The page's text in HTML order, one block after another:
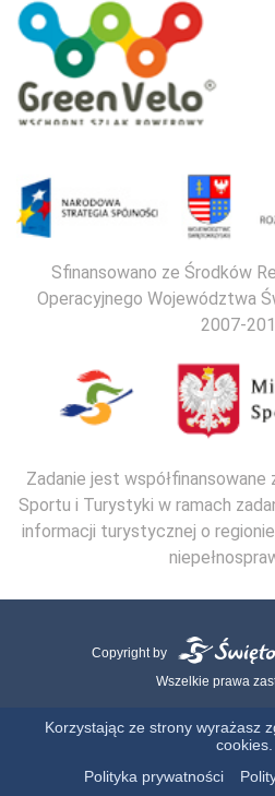
Sfinansowano ze Środków
Operacyjnego Województwa
2007-
Zadanie jest
Sportu i Turystyki w ramach
informacji turystycznej o
Copyright by
Wszelkie prawa
Korzystając ze strony wyrażasz
cookies.
Polityka prywatności